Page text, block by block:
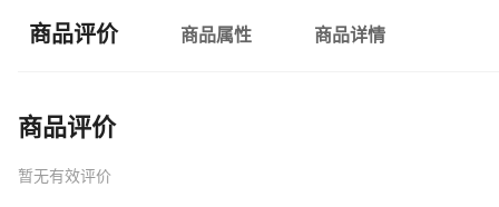
商品评价 商品属性 商品详情
商品评价
暂无有效评价